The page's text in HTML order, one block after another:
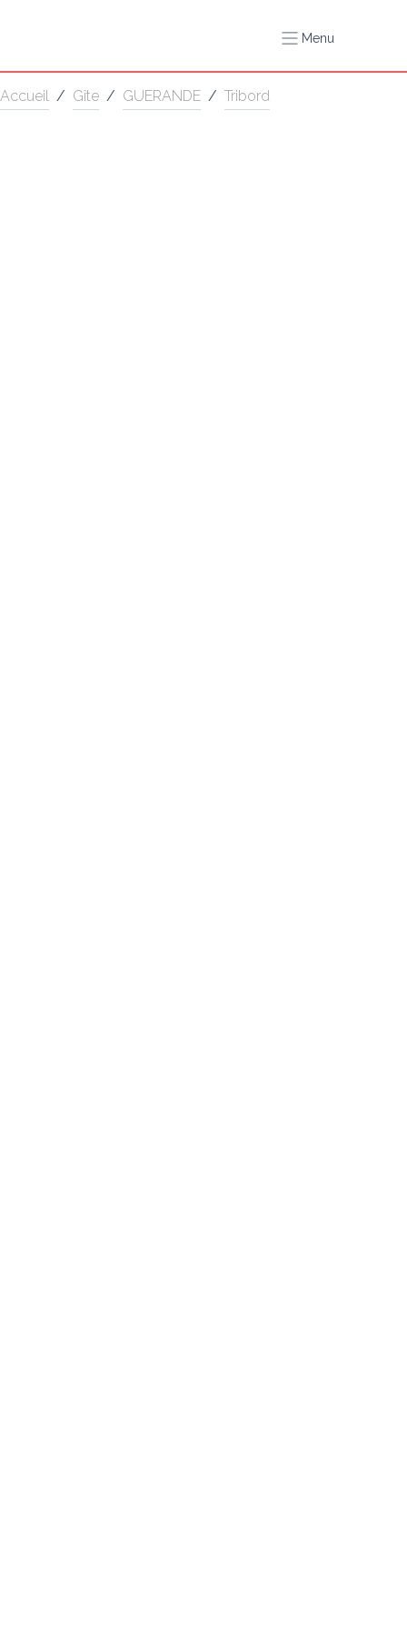
Menu
Accueil / Gîte / GUERANDE / Tribord